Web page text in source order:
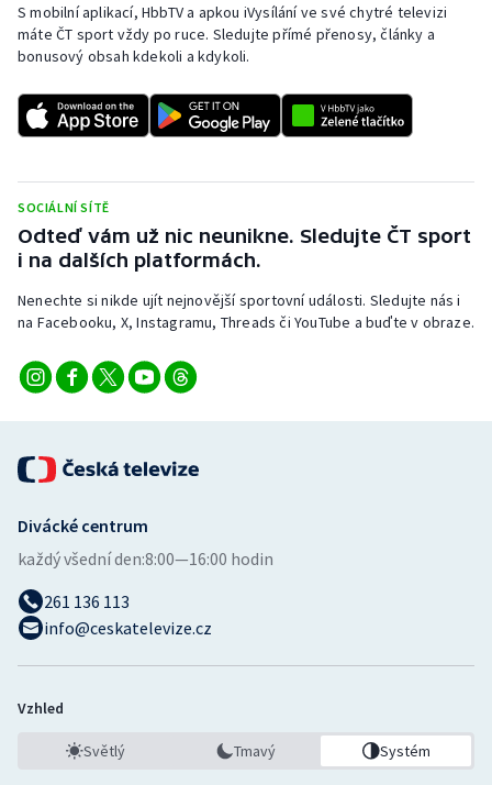
S mobilní aplikací, HbbTV a apkou iVysílání ve své chytré televizi
máte ČT sport vždy po ruce. Sledujte přímé přenosy, články a
bonusový obsah kdekoli a kdykoli.
SOCIÁLNÍ SÍTĚ
Odteď vám už nic neunikne. Sledujte ČT sport
i na dalších platformách.
Nenechte si nikde ujít nejnovější sportovní události. Sledujte nás i
na Facebooku, X, Instagramu, Threads či YouTube a buďte v obraze.
Divácké centrum
každý všední den:8:00—16:00 hodin
261 136 113
info@ceskatelevize.cz
Vzhled
Světlý Tmavý Systém